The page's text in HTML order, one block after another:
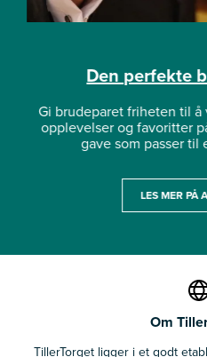
Den perfekte
Gi brudeparet friheten til
opplevelser og favoritter
gave som passer til
LES MER PÅ
Om
TillerTorget ligger i et godt